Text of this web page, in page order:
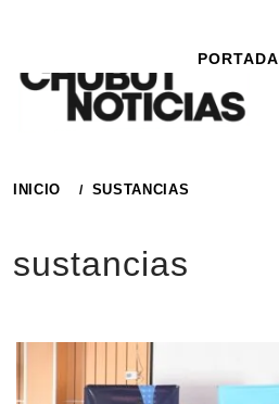
contenido
PORTADA
INICIO SUSTANCIAS
sustancias